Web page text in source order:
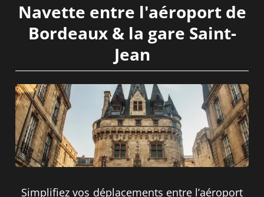
Navette entre l'aéroport de
Bordeaux & la gare Saint-
Jean
Simplifiez vos déplacements entre l’aéroport